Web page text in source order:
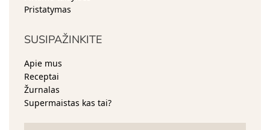
Pristatymas
SUSIPAŽINKITE​
Apie mus
Receptai
Žurnalas
Supermaistas kas tai?